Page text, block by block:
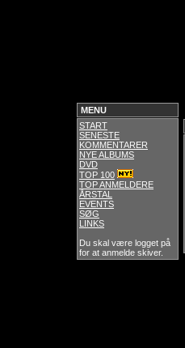
MENU
START
SENESTE
KOMMENTARER
NYE ALBUMS
DVD
TOP 100
TOP ANMELDERE
ÅRSTAL
EVENTS
SØG
LINKS
Du skal være logget på
for at anmelde skiver.